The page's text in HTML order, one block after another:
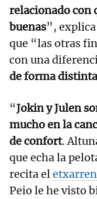
relacionado con
buenas”,
que “las otras
con una
de forma
“Jokin y Julen
mucho en la
de confort.
que echa la
recita el
Peio le he visto